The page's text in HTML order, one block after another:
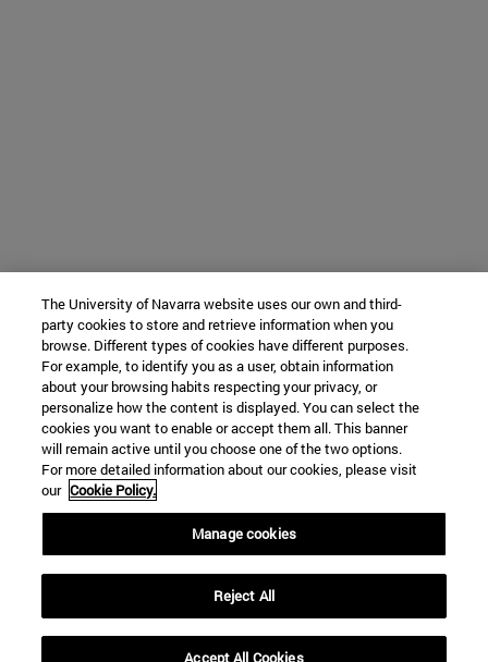
The University of Navarra website uses our own and third-
party cookies to store and retrieve information when you
browse. Different types of cookies have different purposes.
For example, to identify you as a user, obtain information
about your browsing habits respecting your privacy, or
personalize how the content is displayed. You can select the
cookies you want to enable or accept them all. This banner
will remain active until you choose one of the two options.
For more detailed information about our cookies, please visit
our Cookie Policy.
Manage cookies
Reject All
Accept All Cookies